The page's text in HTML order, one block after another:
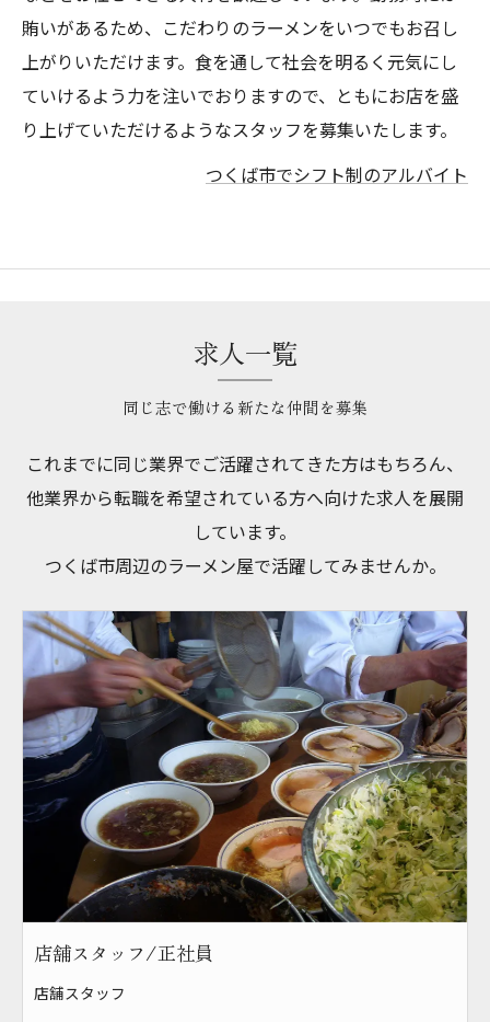
賄いがあるため、こだわりのラーメンをいつでもお召し
上がりいただけます。食を通して社会を明るく元気にし
ていけるよう力を注いでおりますので、ともにお店を盛
り上げていただけるようなスタッフを募集いたします。
つくば市でシフト制のアルバイト
求人一覧
同じ志で働ける新たな仲間を募集
これまでに同じ業界でご活躍されてきた方はもちろん、
他業界から転職を希望されている方へ向けた求人を展開
しています。
つくば市周辺のラーメン屋で活躍してみませんか。
店舗スタッフ/正社員
店舗スタッフ